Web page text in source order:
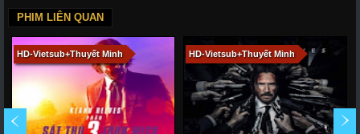
PHIM LIÊN QUAN
HD-Vietsub+Thuyết Minh HD-Vietsub+Thuyết Minh